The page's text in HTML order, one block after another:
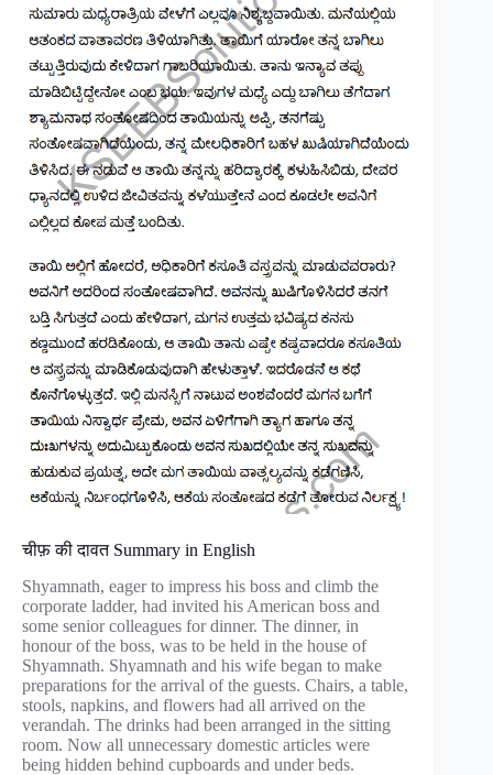
चीफ़ की दावत Summary in English
Shyamnath, eager to impress his boss and climb the
corporate ladder, had invited his American boss and
some senior colleagues for dinner. The dinner, in
honour of the boss, was to be held in the house of
Shyamnath. Shyamnath and his wife began to make
preparations for the arrival of the guests. Chairs, a table,
stools, napkins, and flowers had all arrived on the
verandah. The drinks had been arranged in the sitting
room. Now all unnecessary domestic articles were
being hidden behind cupboards and under beds.